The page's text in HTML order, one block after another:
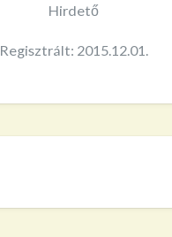
Hirdető
Regisztrált: 2015.12.01.